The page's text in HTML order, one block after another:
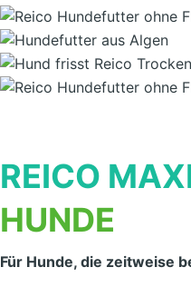
REICO
HUNDE
Für Hunde, die zeitweise